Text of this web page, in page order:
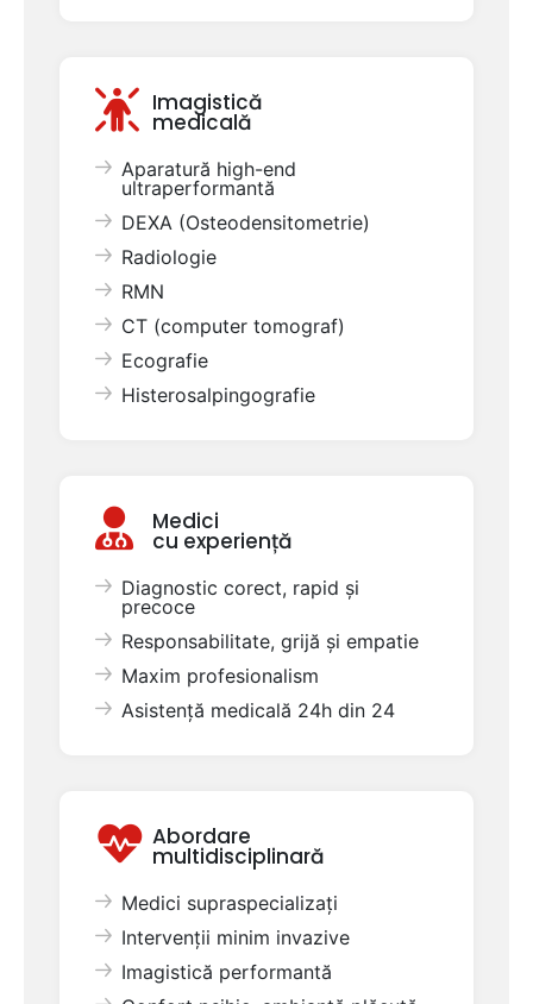
Imagistică
medicală
Aparatură high-end
ultraperformantă
DEXA (Osteodensitometrie)
Radiologie
RMN
CT (computer tomograf)
Ecografie
Histerosalpingografie
Medici
cu experiență
Diagnostic corect, rapid și
precoce
Responsabilitate, grijă și empatie
Maxim profesionalism
Asistență medicală 24h din 24
Abordare
multidisciplinară
Medici supraspecializați
Intervenții minim invazive
Imagistică performantă